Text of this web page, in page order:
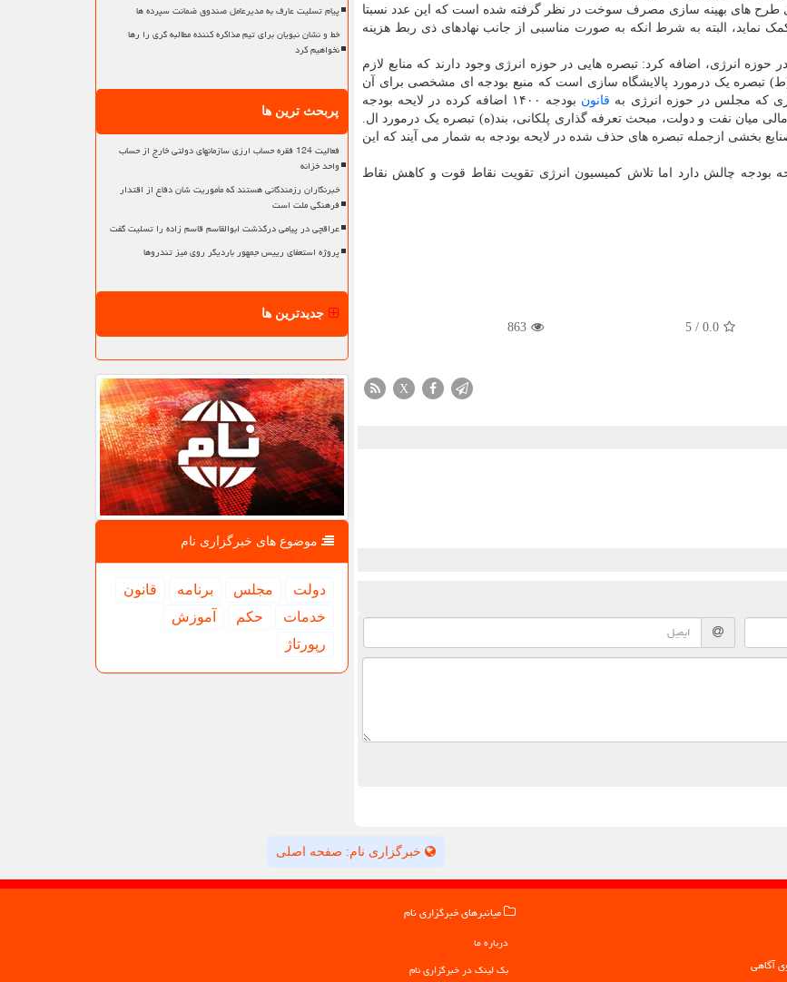
۱۵ هزار میلیارد تومان برای طرح های بهینه سازی مصرف سوخت در نظر گرفته شده است که این عدد نسبتا
البته به شرط انکه به صورت مناسبی از جانب نهادهای ذی ربط هزینه
ایشان در ادامه ضمن اشاره به نقاط ضعف لایحه بودجه ۱۴۰۱ در حوزه انرژی، اضافه کرد: تبصره هایی در حوزه انرژی وجود دارند که منابع لازم
تبصره یک درمورد پالایشگاه سازی است که منبع بودجه ای مشخصی برای آن
که مجلس در حوزه انرژی به قانون
بودجه ۱۴۰۰ اضافه کرده در لایحه بودجه
میان نفت و دولت، مبحث تعرفه گذاری پلکانی، بند(ه) تبصره یک درمورد ال.
افزایش قیمت برق صنایع بخشی ازجمله تبصره های حذف شده در لایحه بودجه به شمار می آیند که این
بودجه چالش دارد اما تلاش کمیسیون انرژی تقویت نقاط قوت و کاهش نقاط
0.0
/
5
863
X
پیام تسلیت عارف به مدیرعامل صندوق ضمانت سپرده ها
خط و نشان نبویان برای تیم مذاکره کننده مطالبه گری را رها
نخواهیم کرد
پربحث ترین ها
فعالیت 124 فقره حساب ارزی سازمانهای دولتی خارج از حساب
واحد خزانه
خبرنگاران رزمندگانی هستند که مأموریت شان دفاع از اقتدار
فرهنگی ملت است
عراقچی در پیامی درگذشت ابوالقاسم قاسم زاده را تسلیت گفت
پروژه استعفای رییس جمهور باردیگر روی میز تندروها
جدیدترین ها
موضوع های خبرگزاری نام
دولت مجلس برنامه
قانون
خدمات
حكم
آموزش
رپورتاژ
خبرگزاری نام: صفحه اصلی
میانبرهای خبرگزاری نام
درباره ما
بک لینک در خبرگزاری نام